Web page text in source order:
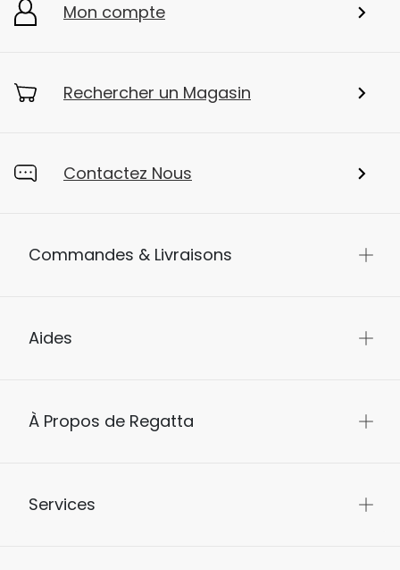
Mon compte
Rechercher un Magasin
Contactez Nous
Commandes & Livraisons
Aides
À Propos de Regatta
Services